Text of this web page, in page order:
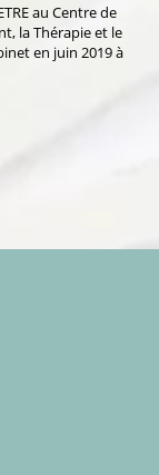
au Centre de
la Thérapie et le
en juin 2019 à